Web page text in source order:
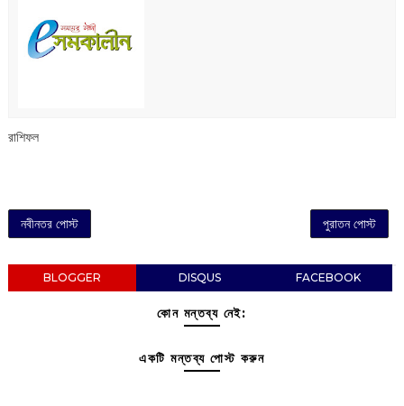
রাশিফল
নবীনতর পোস্ট পুরাতন পোস্ট
BLOGGER DISQUS FACEBOOK
কোন মন্তব্য নেই:
একটি মন্তব্য পোস্ট করুন